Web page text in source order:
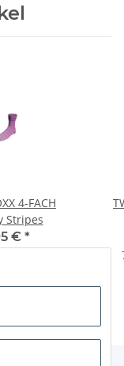
4-FACH
Stripes
€ *